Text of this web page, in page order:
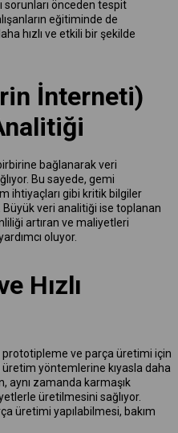
önceden tespit
eğitiminde de
hızlı ve etkili bir şekilde
İnterneti)
bağlanarak veri
Bu sayede, gemi
ihtiyaçları gibi kritik bilgiler
veri analitiği ise toplanan
artıran ve maliyetleri
oluyor.
Hızlı
prototipleme ve parça üretimi için
üretim yöntemlerine kıyasla daha
aynı zamanda karmaşık
üretilmesini sağlıyor.
üretimi yapılabilmesi, bakım